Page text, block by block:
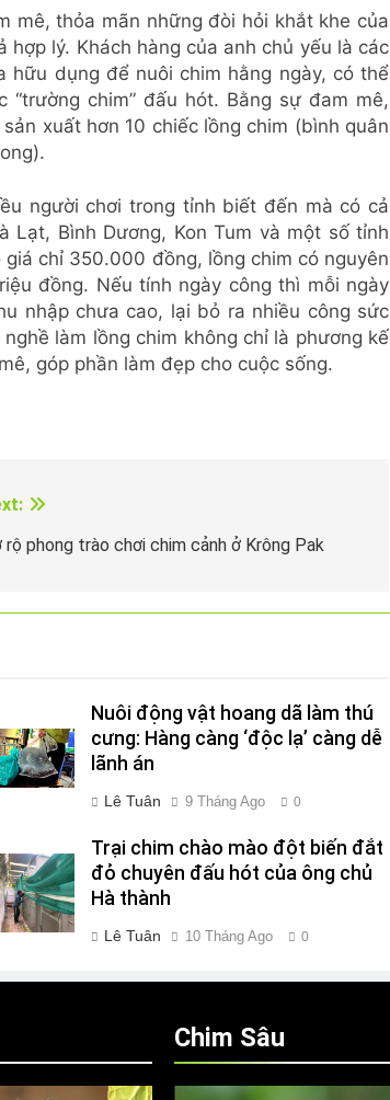
mê, thỏa mãn những đòi hỏi khắt khe của
lý. Khách hàng của anh chủ yếu là các
dụng để nuôi chim hằng ngày, có thể
chim” đấu hót. Bằng sự đam mê,
xuất hơn 10 chiếc lồng chim (bình quân
người chơi trong tỉnh biết đến mà có cả
Bình Dương, Kon Tum và một số tỉnh
chỉ 350.000 đồng, lồng chim có nguyên
đồng. Nếu tính ngày công thì mỗi ngày
nhập chưa cao, lại bỏ ra nhiều công sức
làm lồng chim không chỉ là phương kế
góp phần làm đẹp cho cuộc sống.
rộ phong trào chơi chim cảnh ở Krông Pak
Nuôi động vật hoang dã làm thú
cưng: Hàng càng ‘độc lạ’ càng dễ
lãnh án
Lê Tuân 9 Tháng Ago 0
Trại chim chào mào đột biến đắt
đỏ chuyên đấu hót của ông chủ
Hà thành
Lê Tuân 10 Tháng Ago 0
Chim Sâu